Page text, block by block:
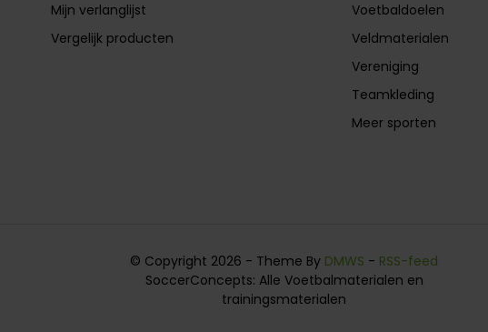
Mijn verlanglijst
Vergelijk producten
Voetbaldoelen
Veldmaterialen
Vereniging
Teamkleding
Meer sporten
© Copyright 2026 - Theme By DMWS - RSS-feed
SoccerConcepts: Alle Voetbalmaterialen en
trainingsmaterialen